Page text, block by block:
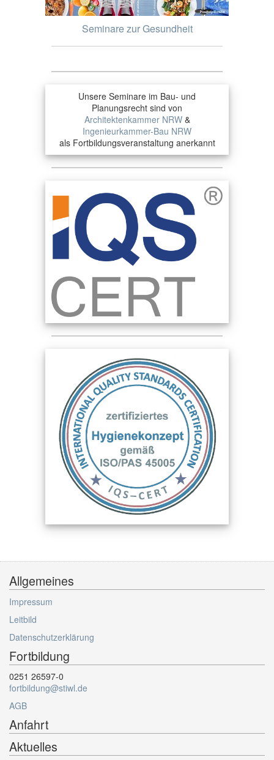
Seminare zur Gesundheit
Unsere Seminare im Bau- und
Planungsrecht sind von
Architektenkammer NRW&
Ingenieurkammer-Bau NRW
als Fortbildungsveranstaltung anerkannt
Allgemeines
Impressum
Leitbild
Datenschutzerklärung
Fortbildung
0251 26597-0
fortbildung@stiwl.de
AGB
Anfahrt
Aktuelles